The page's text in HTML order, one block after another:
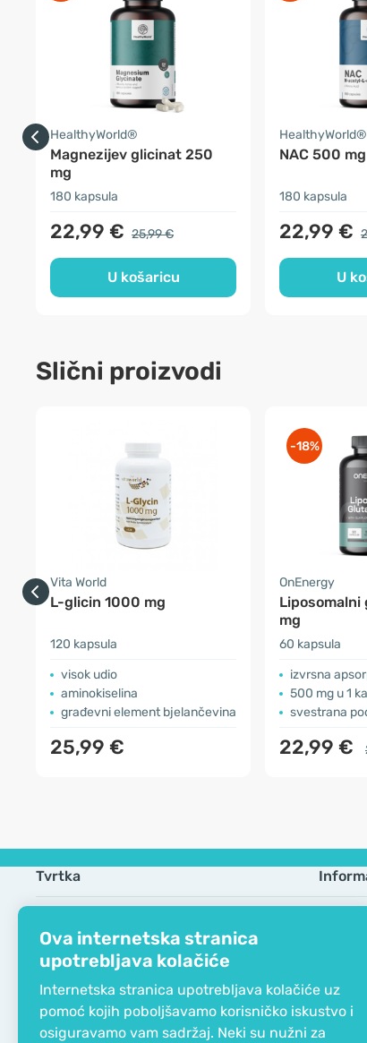
Ova internetska stranica
upotrebljava kolačiće
Internetska stranica upotrebljava kolačiće uz
pomoć kojih poboljšavamo korisničko iskustvo i
osiguravamo vam sadržaj. Neki su nužni za
HealthyWorld®
Magnezijev glicinat 250
mg
180 kapsula
22,99 € 25,99 €
U košaricu
HealthyWorld®
NAC 500 mg
180 kapsula
22,99 €
U
Slični proizvodi
Vita World
L-glicin 1000 mg
120 kapsula
visok udio
aminokiselina
građevni element bjelančevina
25,99 €
-18%
OnEnergy
mg
60 kapsula
izvrsna
500 mg u 1
svestrana
22,99 €
Tvrtka
Kontaktirajte nas
Česta
Robne
GDPR
Opći